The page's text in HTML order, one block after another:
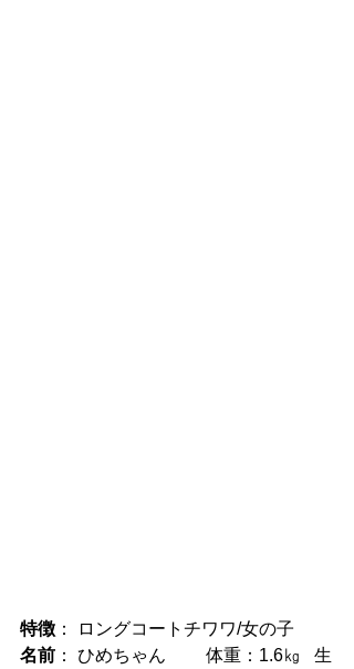
特徴 ： ロングコートチワワ/女の子
名前 ： ひめちゃん　　 体重：1.6㎏   生